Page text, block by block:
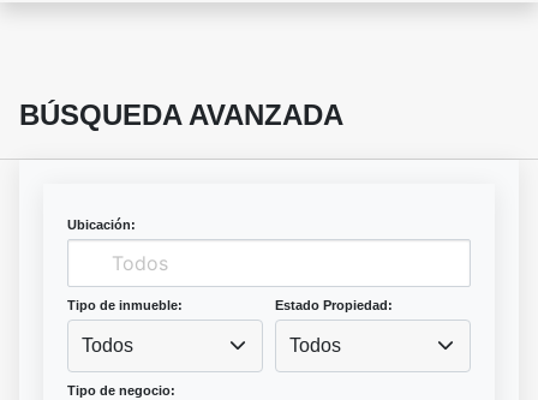
BÚSQUEDA AVANZADA
Ubicación:
Tipo de inmueble:
Todos
Estado Propiedad:
Todos
Tipo de negocio: